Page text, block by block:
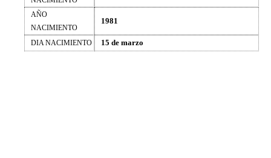
AÑO
NACIMIENTO
1981
DIA NACIMIENTO 15 de marzo